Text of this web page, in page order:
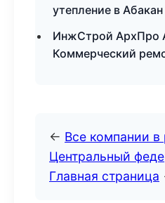
утепление в Абакан
ИнжСтрой АрхПро
Коммерческий
← Все компании в
Центральный
Главная страница